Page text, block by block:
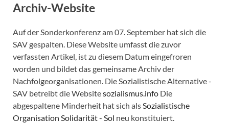
Archiv-Website
Auf der Sonderkonferenz am 07. September hat sich die
SAV gespalten. Diese Website umfasst die zuvor
verfassten Artikel, ist zu diesem Datum eingefroren
worden und bildet das gemeinsame Archiv der
Nachfolgeorganisationen. Die Sozialistische Alternative -
SAV betreibt die Websitesozialismus.info Die
abgespaltene Minderheit hat sich alsSozialistische
Organisation Solidarität - Sol neu konstituiert.